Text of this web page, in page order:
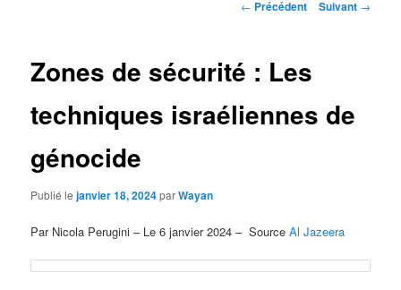
Navigation
← Précédent Suivant →
Zones de sécurité : Les
techniques israéliennes de
génocide
Publié lejanvier 18, 2024parWayan
Par Nicola Perugini – Le 6 janvier 2024 – SourceAl Jazeera